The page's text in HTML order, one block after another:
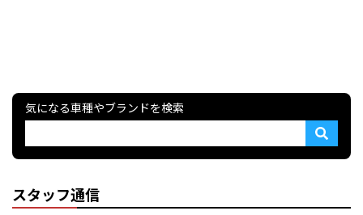
気になる車種やブランドを検索
スタッフ通信